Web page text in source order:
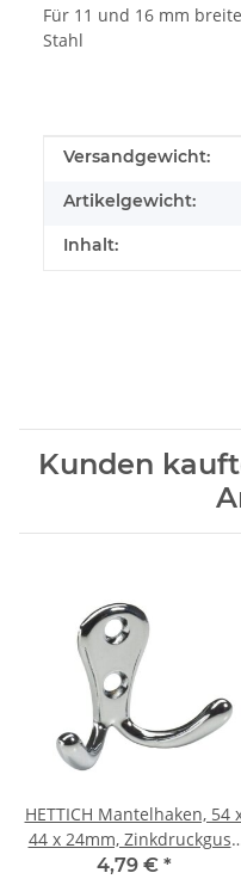
Für 11 und 16 mm
Stahl
Produkteigenschaft
Wert
Versandgewicht:
Artikelgewicht:
Inhalt:
Kunden
HETTICH Mantelhaken, 54
44 x 24mm, Zinkdruckguss
verchromt
4,79 € *